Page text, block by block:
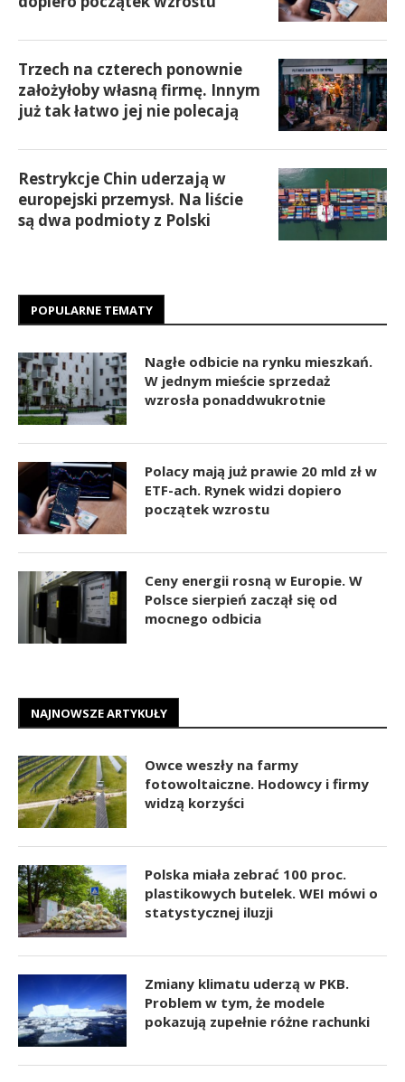
Trzech na czterech ponownie
założyłoby własną firmę. Innym
już tak łatwo jej nie polecają
Restrykcje Chin uderzają w
europejski przemysł. Na liście
są dwa podmioty z Polski
POPULARNE TEMATY
Nagłe odbicie na rynku mieszkań.
W jednym mieście sprzedaż
wzrosła ponaddwukrotnie
Polacy mają już prawie 20 mld zł w
ETF-ach. Rynek widzi dopiero
początek wzrostu
Ceny energii rosną w Europie. W
Polsce sierpień zaczął się od
mocnego odbicia
NAJNOWSZE ARTYKUŁY
Owce weszły na farmy
fotowoltaiczne. Hodowcy i firmy
widzą korzyści
Polska miała zebrać 100 proc.
plastikowych butelek. WEI mówi o
statystycznej iluzji
Zmiany klimatu uderzą w PKB.
Problem w tym, że modele
pokazują zupełnie różne rachunki